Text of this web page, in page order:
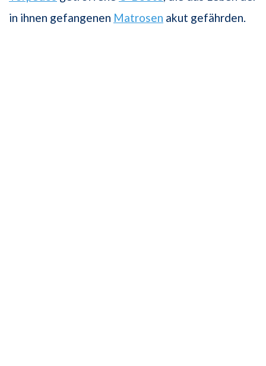
in ihnen gefangenen Matrosen akut gefährden.